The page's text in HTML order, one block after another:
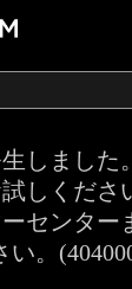
しました
しくださ
センター
い。